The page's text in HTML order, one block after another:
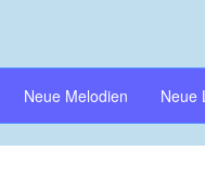
Neue Melodien Neue